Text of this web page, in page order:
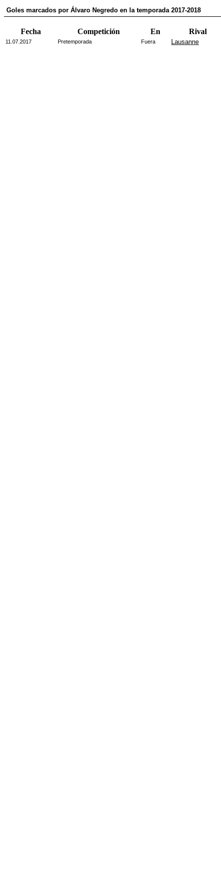
Goles marcados por Álvaro Negredo en la temporada 2017-2018
Fecha Competición En Rival
11.07.2017 Pretemporada Fuera Lausanne